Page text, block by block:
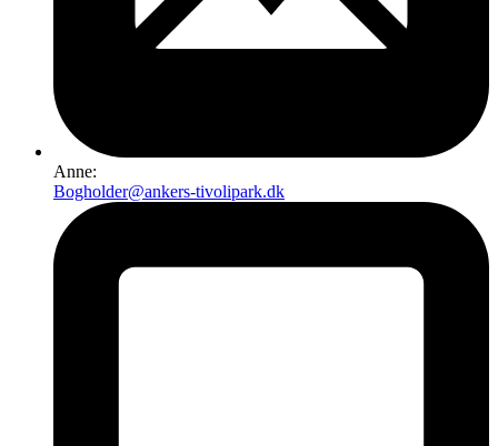
Anne:
Bogholder@ankers-tivolipark.dk